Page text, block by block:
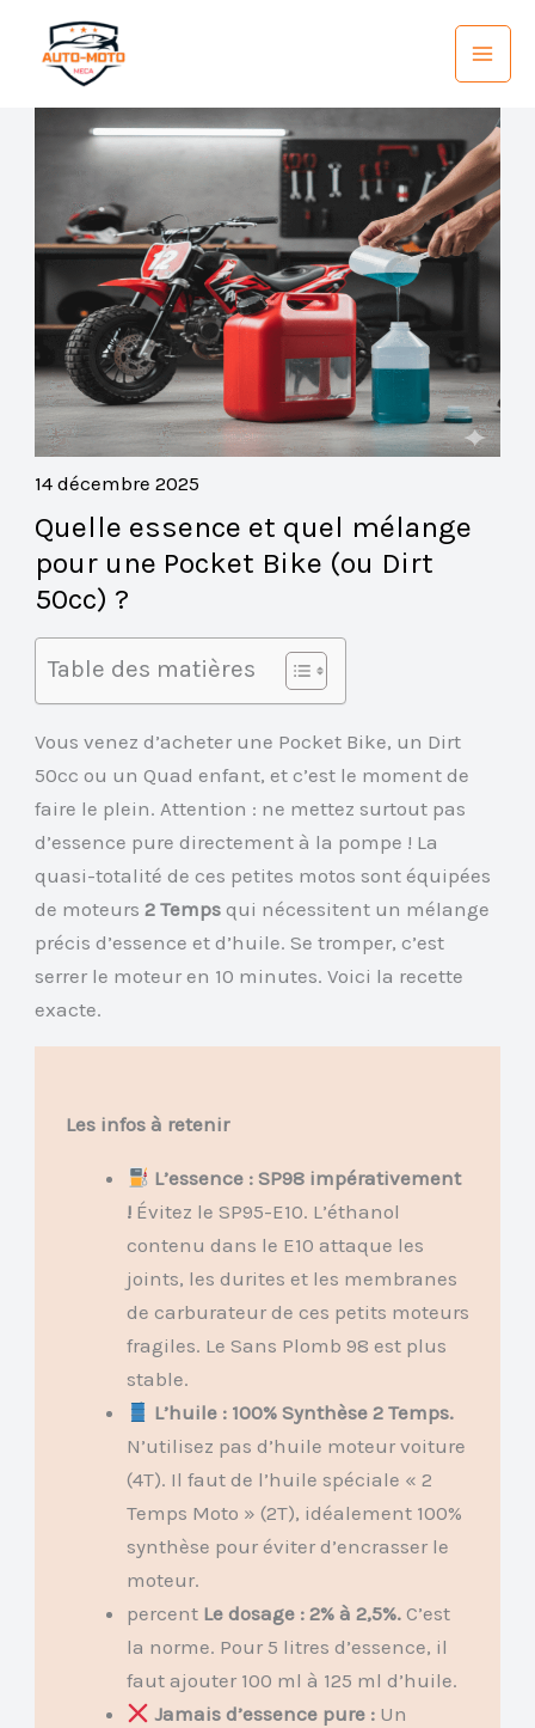
contenu
14 décembre 2025
Quelle essence et quel mélange
pour une Pocket Bike (ou Dirt
50cc) ?
Table des matières
Vous venez d’acheter une Pocket Bike, un Dirt
50cc ou un Quad enfant, et c’est le moment de
faire le plein. Attention : ne mettez surtout pas
d’essence pure directement à la pompe ! La
quasi-totalité de ces petites motos sont équipées
de moteurs2 Temps qui nécessitent un mélange
précis d’essence et d’huile. Se tromper, c’est
serrer le moteur en 10 minutes. Voici la recette
exacte.
Les infos à retenir
L’essence : SP98 impérativement
!Évitez le SP95-E10. L’éthanol
contenu dans le E10 attaque les
joints, les durites et les membranes
de carburateur de ces petits moteurs
fragiles. Le Sans Plomb 98 est plus
stable.
L’huile : 100% Synthèse 2 Temps.
N’utilisez pas d’huile moteur voiture
(4T). Il faut de l’huile spéciale « 2
Temps Moto » (2T), idéalement 100%
synthèse pour éviter d’encrasser le
moteur.
percent Le dosage : 2% à 2,5%.C’est
la norme. Pour 5 litres d’essence, il
faut ajouter 100 ml à 125 ml d’huile.
Jamais d’essence pure : Un